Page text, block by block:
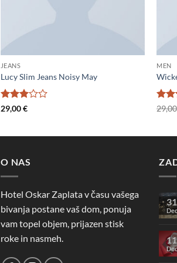
JEANS
Lucy Slim Jeans Noisy May
Ocenjeno
29,00€
MEN
O NAS
Hotel Oskar Zaplata v času vašega
bivanja postane vaš dom, ponuja
vam topel objem, prijazen stisk
roke in nasmeh.
31
Dec
11
Dec